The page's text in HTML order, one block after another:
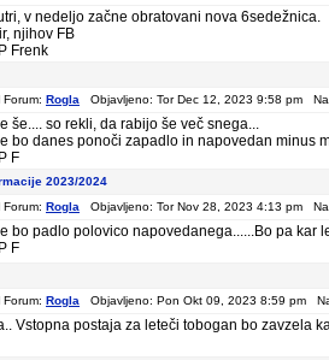
v nedeljo začne obratovani nova 6sedežnica.
njihov FB
Frenk
Forum: Rogla Objavljeno: Tor Dec 12, 2023 9:58 pm
še.... so rekli, da rabijo še več snega...
bo danes ponoči zapadlo in napovedan minus
F
2023/2024
Forum: Rogla Objavljeno: Tor Nov 28, 2023 4:13 pm
bo padlo polovico napovedanega......Bo pa kar
F
Forum: Rogla Objavljeno: Pon Okt 09, 2023 8:59 pm
Vstopna postaja za leteči tobogan bo zavzela